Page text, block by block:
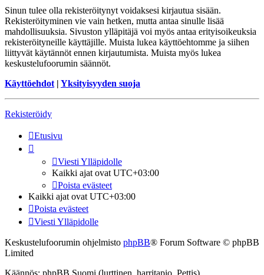
Sinun tulee olla rekisteröitynyt voidaksesi kirjautua sisään.
Rekisteröityminen vie vain hetken, mutta antaa sinulle lisää
mahdollisuuksia. Sivuston ylläpitäjä voi myös antaa erityisoikeuksia
rekisteröityneille käyttäjille. Muista lukea käyttöehtomme ja siihen
liittyvät käytännöt ennen kirjautumista. Muista myös lukea
keskustelufoorumin säännöt.
Käyttöehdot | Yksityisyyden suoja
Rekisteröidy
Etusivu
Viesti Ylläpidolle
Kaikki ajat ovat UTC+03:00
Poista evästeet
Kaikki ajat ovat UTC+03:00
Poista evästeet
Viesti Ylläpidolle
Keskustelufoorumin ohjelmisto phpBB® Forum Software © phpBB
Limited